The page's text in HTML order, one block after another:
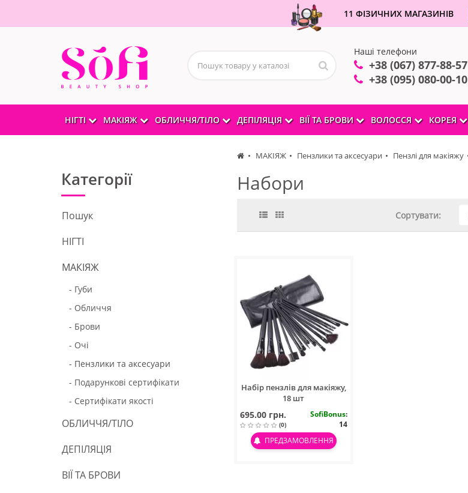
11 ФІЗИЧНИХ МАГАЗИНІВ
Наші телефони
+38 (067) 877-88-57
+38 (095) 080-00-10
НІГТІ МАКІЯЖ ОБЛИЧЧЯ/ТІЛО ДЕПІЛЯЦІЯ ВІЇ ТА БРОВИ ВОЛОССЯ КОРЕЯ
Категорії
Пошук
НІГТІ
МАКІЯЖ
- Губи
- Обличчя
- Брови
- Очі
- Пензлики та аксесуари
- Подарункові сертифікати
- Сертифікати якості
ОБЛИЧЧЯ/ТІЛО
ДЕПІЛЯЦІЯ
ВІЇ ТА БРОВИ
МАКІЯЖ Пензлики та аксесуари Пензлі для макіяжу
Набори
Сортувати:
Набір пензлів для макіяжу,
18 шт
695.00 грн.
(0)
SofiBonus:
14
ПРЕДЗАМОВЛЕННЯ